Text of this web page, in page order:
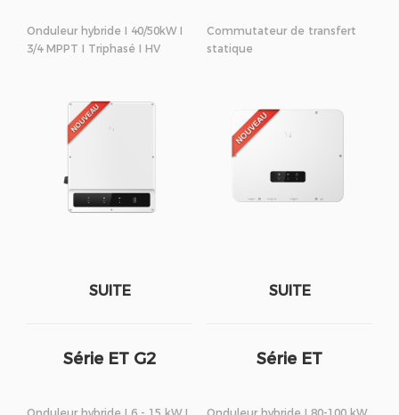
Onduleur hybride I 40/50kW I
3/4 MPPT I Triphasé I HV
SUITE
Commutateur de transfert
statique
SUITE
Série ET G2 Série ET